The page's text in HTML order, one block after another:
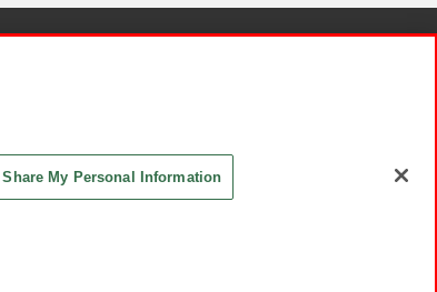
Share My Personal Information